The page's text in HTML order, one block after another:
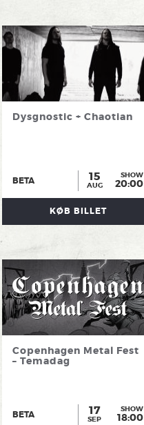
Over 4.000 gæster. Udsolgt
tilbage til Amager Bio.
Dysgnostic + Chaotian
BETA 15
AUG
SHOW
20:00
KØB BILLET
Copenhagen Metal Fest
– Temadag
BETA 17
SEP
SHOW
18:00